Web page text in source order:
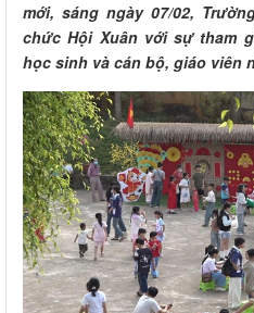
mới, sáng ngày 07/02,
chức Hội Xuân với sự tham
học sinh và cán bộ, giáo viên